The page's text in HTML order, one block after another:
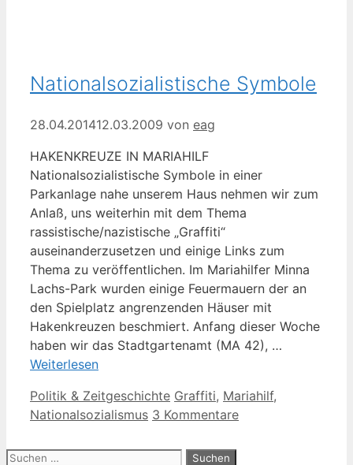
Nationalsozialistische Symbole
28.04.201412.03.2009 von eag
HAKENKREUZE IN MARIAHILF
Nationalsozialistische Symbole in einer
Parkanlage nahe unserem Haus nehmen wir zum
Anlaß, uns weiterhin mit dem Thema
rassistische/nazistische „Graffiti“
auseinanderzusetzen und einige Links zum
Thema zu veröffentlichen. Im Mariahilfer Minna
Lachs-Park wurden einige Feuermauern der an
den Spielplatz angrenzenden Häuser mit
Hakenkreuzen beschmiert. Anfang dieser Woche
haben wir das Stadtgartenamt (MA 42), …
Weiterlesen
Kategorien
Politik & Zeitgeschichte Schlagwörter
Graffiti, Mariahilf,
Nationalsozialismus 3 Kommentare
Suche